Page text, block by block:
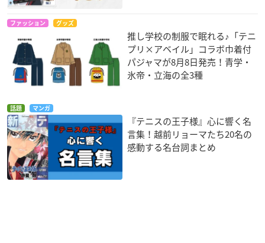
ファッション グッズ
推し学校の制服で眠れる♪「テニ
プリ×アベイル」コラボ巾着付
パジャマが8月8日発売！青学・
氷帝・立海の全3種
話題 マンガ
『テニスの王子様』心に響く名
言集！越前リョーマたち20名の
感動する名台詞まとめ